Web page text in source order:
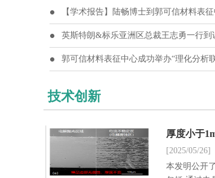
【学术报告】陆畅博士到郭可信材料表
英斯特朗&标乐亚洲区总裁王志勇一行到
郭可信材料表征中心成功举办“理化分析
技术创新
厚度小于
[2025/05/26]
本发明公开